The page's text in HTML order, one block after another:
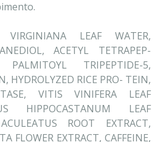
VIRGINIANA LEAF WATER,
ACETYL TETRAPEP-
TRIPEPTIDE-5,
HYDROLYZED RICE PRO- TEIN,
VITIS VINIFERA LEAF
HIPPOCASTANUM LEAF
ROOT EXTRACT,
FLOWER EXTRACT, CAFFEINE,